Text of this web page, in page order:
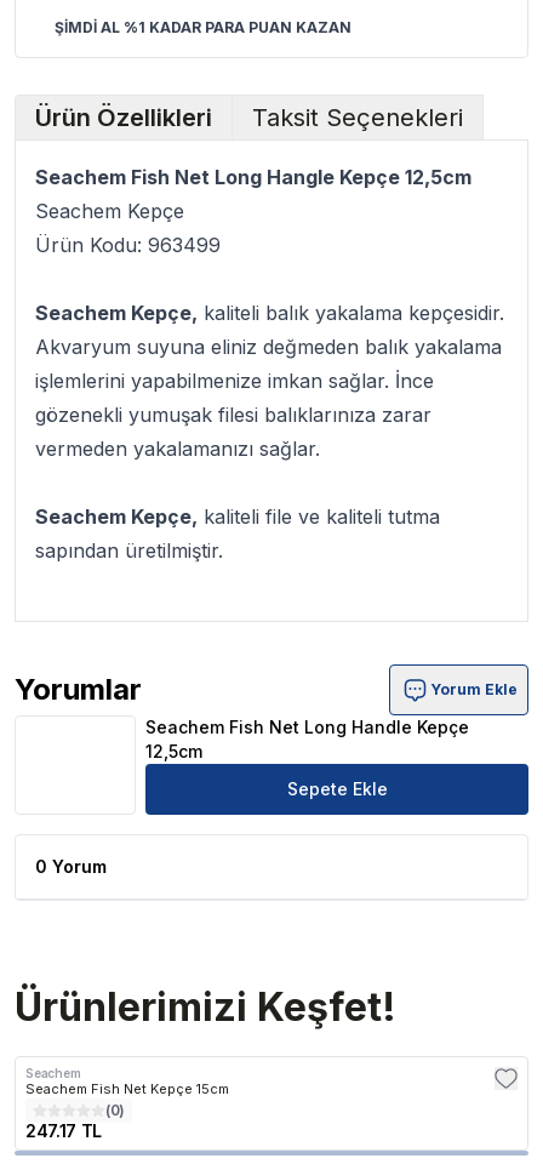
ŞİMDİ AL %1 KADAR PARA PUAN KAZAN
Ürün Özellikleri Taksit Seçenekleri
Seachem Fish Net Long Hangle Kepçe 12,5cm
Seachem Kepçe
Ürün Kodu: 963499
Seachem Kepçe, kaliteli balık yakalama kepçesidir.
Akvaryum suyuna eliniz değmeden balık yakalama
işlemlerini yapabilmenize imkan sağlar. İnce
gözenekli yumuşak filesi balıklarınıza zarar
vermeden yakalamanızı sağlar.
Seachem Kepçe, kaliteli file ve kaliteli tutma
sapından üretilmiştir.
Yorumlar
Seachem Fish Net Long Handle Kepçe 12,5cm Ürün
Yorum Ekle
Seachem Fish Net Long Handle Kepçe
12,5cm
Sepete Ekle
0 Yorum
Ürünlerimizi Keşfet!
Seachem
Seachem Fish Net Kepçe 15cm
(0)
247.17 TL